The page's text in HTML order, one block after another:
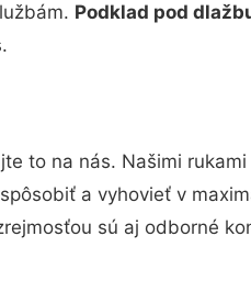
Podklad pod
to na nás. Našimi
a vyhovieť v
sú aj odborné